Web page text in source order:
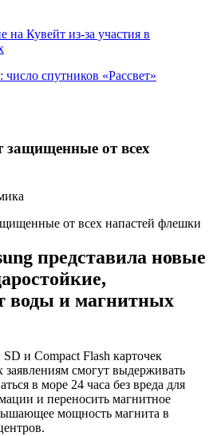
на Кувейт из-за участия в
число спутников «Рассвет»
защищенные от всех
представила новые
воды и магнитных
и Compact Flash карточек
смогут выдерживать
в море 24 часа без вреда для
и переносить магнитное
мощность магнита в